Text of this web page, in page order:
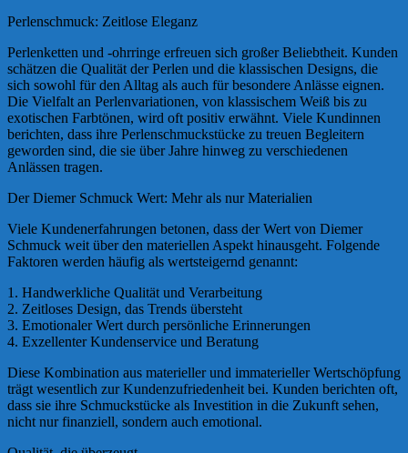
Perlenschmuck: Zeitlose Eleganz
Perlenketten und -ohrringe erfreuen sich großer Beliebtheit. Kunden
schätzen die Qualität der Perlen und die klassischen Designs, die
sich sowohl für den Alltag als auch für besondere Anlässe eignen.
Die Vielfalt an Perlenvariationen, von klassischem Weiß bis zu
exotischen Farbtönen, wird oft positiv erwähnt. Viele Kundinnen
berichten, dass ihre Perlenschmuckstücke zu treuen Begleitern
geworden sind, die sie über Jahre hinweg zu verschiedenen
Anlässen tragen.
Der Diemer Schmuck Wert: Mehr als nur Materialien
Viele Kundenerfahrungen betonen, dass der Wert von Diemer
Schmuck weit über den materiellen Aspekt hinausgeht. Folgende
Faktoren werden häufig als wertsteigernd genannt:
1. Handwerkliche Qualität und Verarbeitung
2. Zeitloses Design, das Trends übersteht
3. Emotionaler Wert durch persönliche Erinnerungen
4. Exzellenter Kundenservice und Beratung
Diese Kombination aus materieller und immaterieller Wertschöpfung
trägt wesentlich zur Kundenzufriedenheit bei. Kunden berichten oft,
dass sie ihre Schmuckstücke als Investition in die Zukunft sehen,
nicht nur finanziell, sondern auch emotional.